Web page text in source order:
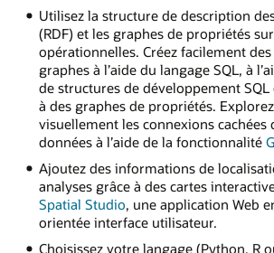
Utilisez la structure de description
(RDF) et les graphes de propriétés
opérationnelles. Créez facilement
graphes à l’aide du langage SQL, à
de structures de développement SQL
à des graphes de propriétés.
visuellement les connexions cachées
données à l’aide de la fonctionnalité
Ajoutez des informations de
analyses grâce à des cartes
Spatial Studio, une application Web
orientée interface utilisateur.
Choisissez votre langage (Python, R